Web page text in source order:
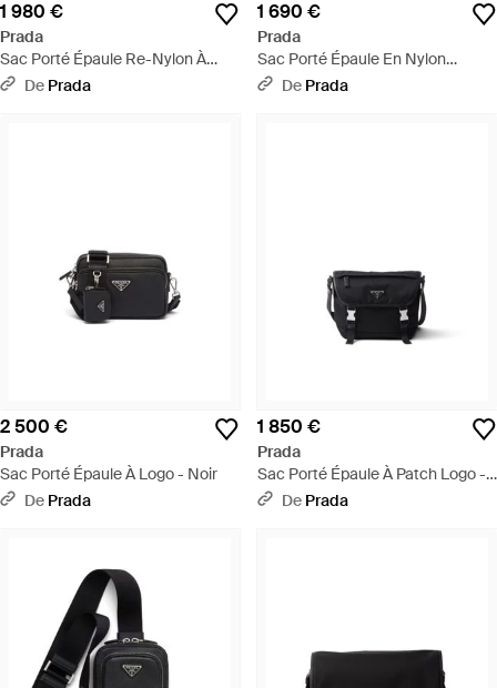
1 980 €
Prada
Sac Porté Épaule Re-Nylon À
Logo Appliqué - Noir
De Prada
1 690 €
Prada
Sac Porté Épaule En Nylon
Recyclé À Plaque Logo - Noir
De Prada
2 500 €
Prada
Sac Porté Épaule À Logo - Noir
De Prada
1 850 €
Prada
Sac Porté Épaule À Patch Logo -
NoirDe Prada